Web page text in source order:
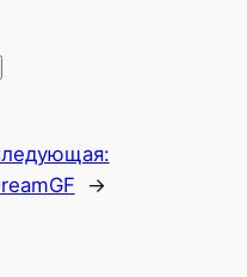
→